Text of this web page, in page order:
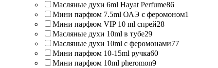
Масляные духи 6ml Hayat Perfume86
Мини парфюм 7.5ml ОАЭ с феромоном1
Мини парфюм VIP 10 ml спрей28
Масляные духи 10ml в тубе29
Масляные духи 10ml с феромонами77
Мини парфюм 10-15ml ручка60
Мини парфюм 10ml pheromon9